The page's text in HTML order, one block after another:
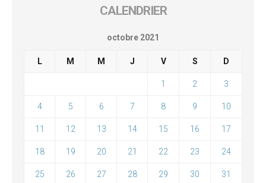
CALENDRIER
octobre 2021
L M M J V S D
1 2 3
4 5 6 7 8 9 10
11 12 13 14 15 16 17
18 19 20 21 22 23 24
25 26 27 28 29 30 31